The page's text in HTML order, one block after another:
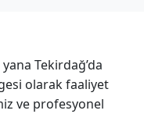
Tekirdağ’da
olarak faaliyet
ve profesyonel